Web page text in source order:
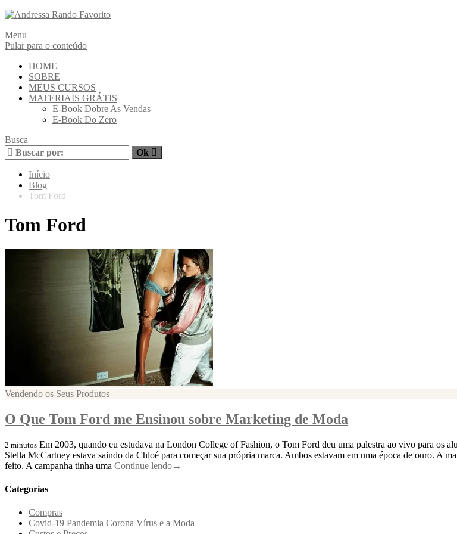
Menu
Pular para o conteúdo
HOME
SOBRE
MEUS CURSOS
MATERIAIS GRÁTIS
E-Book Dobre As Vendas
E-Book Do Zero
Busca
Início
Blog
Tom Ford
Tom Ford
Vendendo os Seus Produtos
O Que Tom Ford me Ensinou sobre Marketing de Moda
2 minutos Em 2003, quando eu estudava na London College of Fashion, o Tom Ford deu uma palestra ao vivo para os
Stella McCartney estava saindo da Chloé para começar sua própria marca. Ambos estavam em uma época de ouro. A
feito. A campanha tinha uma Continue lendo→
Categorias
Compras
Covid-19 Pandemia Corona Vírus e a Moda